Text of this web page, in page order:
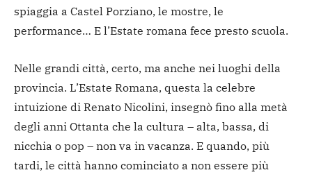
spiaggia a Castel Porziano, le mostre, le
performance… E l’Estate romana fece presto scuola.
Nelle grandi città, certo, ma anche nei luoghi della
provincia. L’Estate Romana, questa la celebre
intuizione di Renato Nicolini, insegnò fino alla metà
degli anni Ottanta che la cultura – alta, bassa, di
nicchia o pop – non va in vacanza. E quando, più
tardi, le città hanno cominciato a non essere più